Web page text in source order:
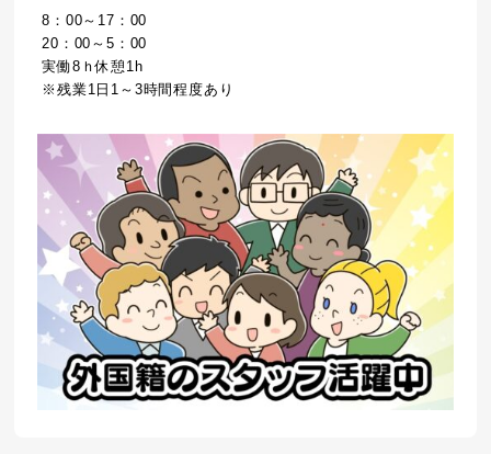
8：00～17：00
20：00～5：00
実働8ｈ休憩1h
※残業1日1～3時間程度あり